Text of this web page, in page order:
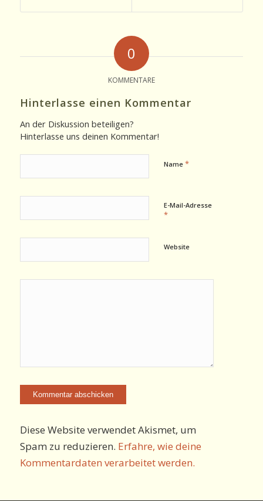
0
KOMMENTARE
Hinterlasse einen Kommentar
An der Diskussion beteiligen?
Hinterlasse uns deinen Kommentar!
Name *
E-Mail-Adresse
*
Website
Diese Website verwendet Akismet, um
Spam zu reduzieren. Erfahre, wie deine
Kommentardaten verarbeitet werden.